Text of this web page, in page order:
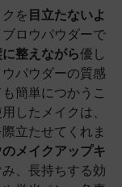
を 目立たないよ
ロウパウダーで
整えながら優し
パウダーの質感
簡単につかうこ
したメイクは、
立たせてくれま
メイクアップキ
、長持ちする効